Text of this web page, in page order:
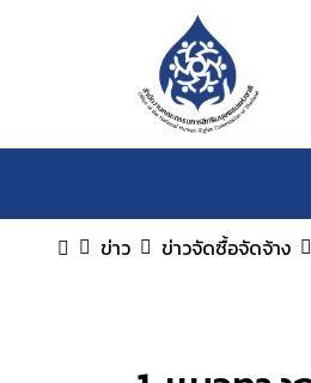
ข่าว ข่าวจัดซื้อจัดจ้าง